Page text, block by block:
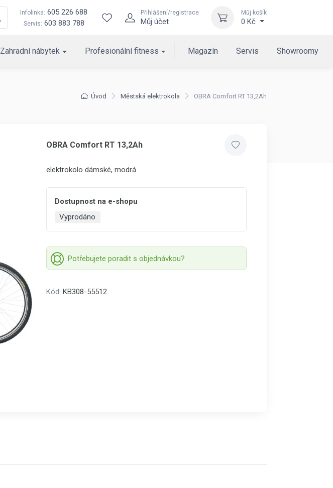
Infolinka: 605 226 688
Servis: 603 883 788
Přihlášení/registrace
Můj účet
Můj košík
0 Kč
Zahradní nábytek Profesionální fitness Magazín Servis Showroomy
Úvod Městská elektrokola OBRA Comfort RT 13,2Ah
OBRA Comfort RT 13,2Ah
elektrokolo dámské, modrá
Dostupnost na e-shopu
Vyprodáno
Potřebujete poradit s objednávkou?
Kód: KB308-55512